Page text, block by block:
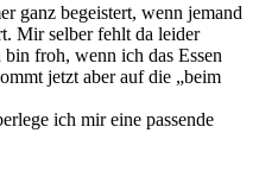
ganz begeistert, wenn jemand
Mir selber fehlt da leider
froh, wenn ich das Essen
jetzt aber auf die „beim
ich mir eine passende